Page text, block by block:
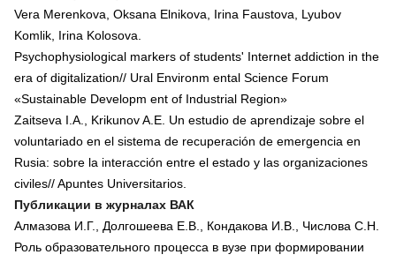
Vera Merenkova, Oksana Elnikova, Irina Faustova, Lyubov
Komlik, Irina Kolosova.
Psychophysiological markers of students' Internet addiction in the
era of digitalization// Ural Environm ental Science Forum
«Sustainable Developm ent of Industrial Region»
Zaitseva I.A., Krikunov A.E. Un estudio de aprendizaje sobre el
voluntariado en el sistema de recuperación de emergencia en
Rusia: sobre la interacción entre el estado y las organizaciones
civiles// Apuntes Universitarios.
Публикации в журналах ВАК
Алмазова И.Г., Долгошеева Е.В., Кондакова И.В., Числова С.Н.
Роль образовательного процесса в вузе при формировании